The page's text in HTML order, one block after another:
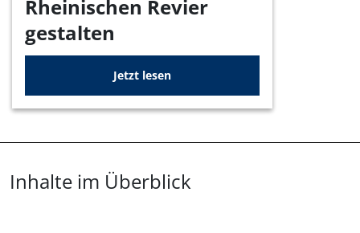
Rheinischen Revier
gestalten
Jetzt lesen
Überblick: Inhalte
Inhalte im Überblick